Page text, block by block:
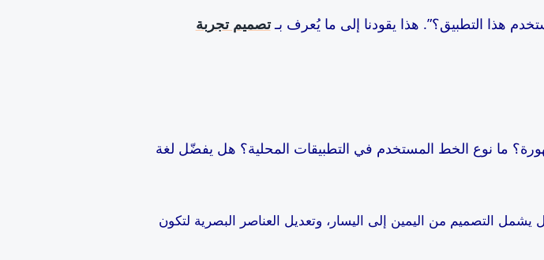
هذا التطبيق؟”. هذا يقودنا إلى ما يُعرف بـتصميم تجربة
ما نوع الخط المستخدم في التطبيقات المحلية؟ هل يفضّل لغة
التصميم من اليمين إلى اليسار، وتعديل العناصر البصرية لتكون